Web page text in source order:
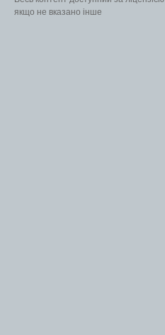
якщо не вказано інше